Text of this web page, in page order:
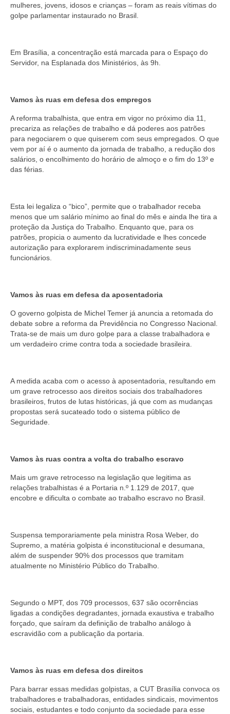
mulheres, jovens, idosos e crianças – foram as reais vítimas do
golpe parlamentar instaurado no Brasil.
Em Brasília, a concentração está marcada para o Espaço do
Servidor, na Esplanada dos Ministérios, às 9h.
Vamos às ruas em defesa dos empregos
A reforma trabalhista, que entra em vigor no próximo dia 11,
precariza as relações de trabalho e dá poderes aos patrões
para negociarem o que quiserem com seus empregados. O que
vem por aí é o aumento da jornada de trabalho, a redução dos
salários, o encolhimento do horário de almoço e o fim do 13º e
das férias.
Esta lei legaliza o “bico”, permite que o trabalhador receba
menos que um salário mínimo ao final do mês e ainda lhe tira a
proteção da Justiça do Trabalho. Enquanto que, para os
patrões, propicia o aumento da lucratividade e lhes concede
autorização para explorarem indiscriminadamente seus
funcionários.
Vamos às ruas em defesa da aposentadoria
O governo golpista de Michel Temer já anuncia a retomada do
debate sobre a reforma da Previdência no Congresso Nacional.
Trata-se de mais um duro golpe para a classe trabalhadora e
um verdadeiro crime contra toda a sociedade brasileira.
A medida acaba com o acesso à aposentadoria, resultando em
um grave retrocesso aos direitos sociais dos trabalhadores
brasileiros, frutos de lutas históricas, já que com as mudanças
propostas será sucateado todo o sistema público de
Seguridade.
Vamos às ruas contra a volta do trabalho escravo
Mais um grave retrocesso na legislação que legitima as
relações trabalhistas é a Portaria n.º 1.129 de 2017, que
encobre e dificulta o combate ao trabalho escravo no Brasil.
Suspensa temporariamente pela ministra Rosa Weber, do
Supremo, a matéria golpista é inconstitucional e desumana,
além de suspender 90% dos processos que tramitam
atualmente no Ministério Público do Trabalho.
Segundo o MPT, dos 709 processos, 637 são ocorrências
ligadas a condições degradantes, jornada exaustiva e trabalho
forçado, que saíram da definição de trabalho análogo à
escravidão com a publicação da portaria.
Vamos às ruas em defesa dos direitos
Para barrar essas medidas golpistas, a CUT Brasília convoca os
trabalhadores e trabalhadoras, entidades sindicais, movimentos
sociais, estudantes e todo conjunto da sociedade para esse